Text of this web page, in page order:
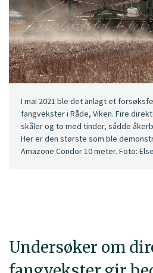
Undersøker om
I mai 2021 ble det anlagt et
fangvekster i Råde, Viken. Fire
skåler og to med tinder, sådde
Her er den største som ble
Amazone Condor 10 meter. Foto: